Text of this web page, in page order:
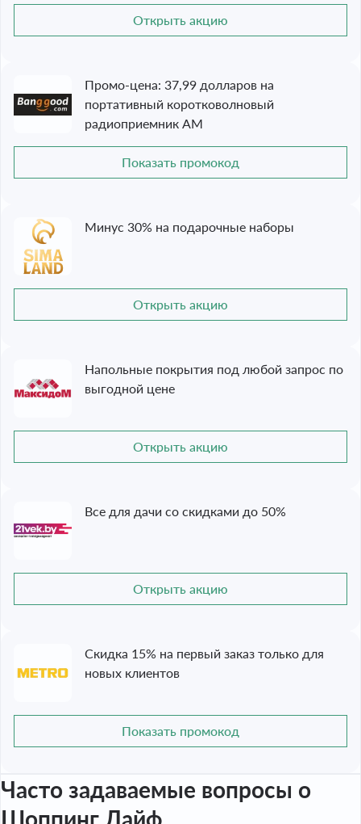
Открыть акцию
Промо-цена: 37,99 долларов на
портативный коротковолновый
радиоприемник AM
Показать промокод
Минус 30% на подарочные наборы
Открыть акцию
Напольные покрытия под любой запрос по
выгодной цене
Открыть акцию
Все для дачи со скидками до 50%
Открыть акцию
Скидка 15% на первый заказ только для
новых клиентов
Показать промокод
Часто задаваемые вопросы о
Шоппинг Лайф